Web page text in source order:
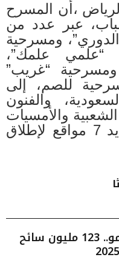
،أن المسرح
عبر عدد من
ومسرحية
“علمي علمك”،
“غريب”
للصم، إلى
والفنون
الشعبية والأمسيات
الشعرية،مشيرًا إلى تحديد 7 مواقع لإطلاق
السياحة السعودية تواصل النمو.. 123 مليون سائح